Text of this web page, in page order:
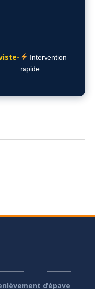
Intervention
rapide
d’épave